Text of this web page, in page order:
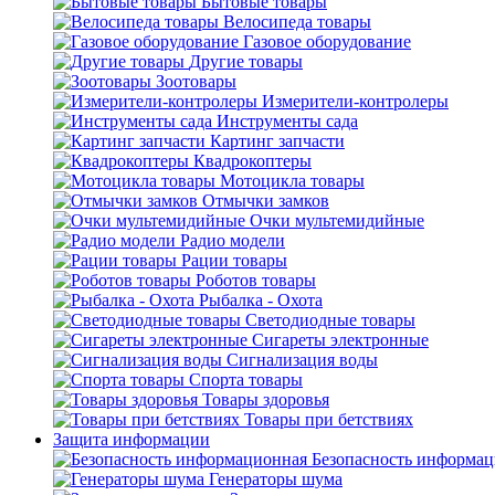
Велосипеда товары
Газовое оборудование
Другие товары
Зоотовары
Измерители-контролеры
Инструменты сада
Картинг запчасти
Квадрокоптеры
Мотоцикла товары
Отмычки замков
Очки мультемидийные
Радио модели
Рации товары
Роботов товары
Рыбалка - Охота
Светодиодные товары
Сигареты электронные
Сигнализация воды
Спорта товары
Товары здоровья
Товары при бетствиях
Защита информации
Безопасность
Генераторы шума